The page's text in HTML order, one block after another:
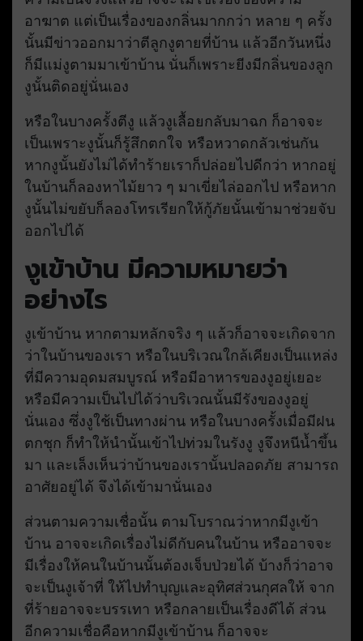
อาฆาต แต่เป็นเรื่องของกลิ่นมากกว่า หลาย ๆ ครั้ง
นั้นมีข่าวออกมาว่าตีลูกงูตายที่บ้าน แล้วอีกวันหนึ่ง
ก็มีแม่งูตามมาเข้าบ้าน นั่นก็เพราะยีงมีกลิ่นของลูก
งูนั้นติดอยู่นั่นเอง
หรือในบางครั้งตีงู แล้วงูเลื้อยกลับมาฉก ก็อาจจะ
เป็นเพราะงูนั้นก็รู้สึกตกใจ หรือหวาดกลัวเช่นกัน
หากงูนั้นยังไม่ได้ทำร้ายเราก็ปล่อยไปดีกว่า หากอยู่
ในบ้านก็ลองหาไม้ยาว ๆ มาเขี่ยไล่ออกไป หรือหาก
งูนั้นไม่ขยับก็ลองโทรเรียกให้กู้ภัยนั้นเข้ามาช่วยจับ
ออกไปได้
งูเข้าบ้าน มีความหมายว่า
อย่างไร
งูเข้าบ้าน หากตามหลักจริง ๆ แล้วก็อาจจะเกิดจาก
ว่าในบ้านของเรา หรือในบริเวณใกล้เคียงเป็นแหล่ง
ที่มีความอุดมสมบูรณ์ หรือมีอาหารของงูอยู่เยอะ
หรือมีความเป็นไปได้ว่าบริเวณนั้นมีรังของงูอยู่
นั่นเอง ซึ่งงูใช้เป็นทางผ่าน หรือในบางครั้งเมื่อมีฝน
ตกชุก ก็ทำให้นำนั้นเข้าไปท่วมในรังงู งูจึงหนีน้ำขึ้น
มา และเล็งเห็นว่าบ้านของเรานั้นปลอดภัย สามารถ
อาศัยอยู่ได้ จึงได้เข้ามานั่นเอง
ส่วนตามความเชื่อนั้น ตามโบราณว่าหากมีงูเข้า
บ้าน อาจจะเกิดเรื่องไม่ดีกับคนในบ้าน หรืออาจจะ
มีเรื่องให้คนในบ้านนั้นต้องเจ็บป่วยได้ บ้างก็ว่าอาจ
จะเป็นงูเจ้าที่ ให้ไปทำบุญและอุทิศส่วนกุศลให้ จาก
ที่ร้ายอาจจะบรรเทา หรือกลายเป็นเรื่องดีได้ ส่วน
อีกความเชื่อคือหากมีงูเข้าบ้าน ก็อาจจะ